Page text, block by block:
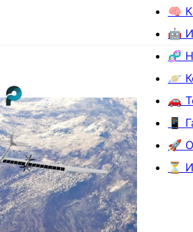
🧠
🤖
🧬
🪐
🚗
📱
🚀
⏳